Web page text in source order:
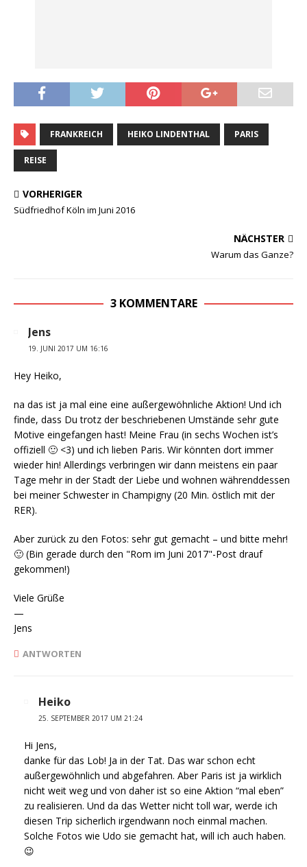
FRANKREICH HEIKO LINDENTHAL PARIS
REISE
VORHERIGER
Südfriedhof Köln im Juni 2016
NÄCHSTER
Warum das Ganze?
3 KOMMENTARE
Jens
19. JUNI 2017 UM 16:16
Hey Heiko,
na das ist ja mal eine eine außergewöhnliche Aktion! Und ich
finde, dass Du trotz der beschriebenen Umstände sehr gute
Motive eingefangen hast! Meine Frau (in sechs Wochen ist’s
offiziell 🙂 <3) und ich lieben Paris. Wir könnten dort immer
wieder hin! Allerdings verbringen wir dann meistens ein paar
Tage mehr in der Stadt der Liebe und wohnen währenddessen
bei meiner Schwester in Champigny (20 Min. östlich mit der
RER).
Aber zurück zu den Fotos: sehr gut gemacht – und bitte mehr!
🙂 (Bin gerade durch den "Rom im Juni 2017"-Post drauf
gekommen!)
Viele Grüße
—
Jens
ANTWORTEN
Heiko
25. SEPTEMBER 2017 UM 21:24
Hi Jens,
danke für das Lob! Ja in der Tat. Das war schon echt
außergewöhnlich und abgefahren. Aber Paris ist ja wirklich
nicht weit weg und von daher ist so eine Aktion “mal eben”
zu realisieren. Und da das Wetter nicht toll war, werde ich
diesen Trip sicherlich irgendwann noch einmal machen.
Solche Fotos wie Udo sie gemacht hat, will ich auch haben.
😉